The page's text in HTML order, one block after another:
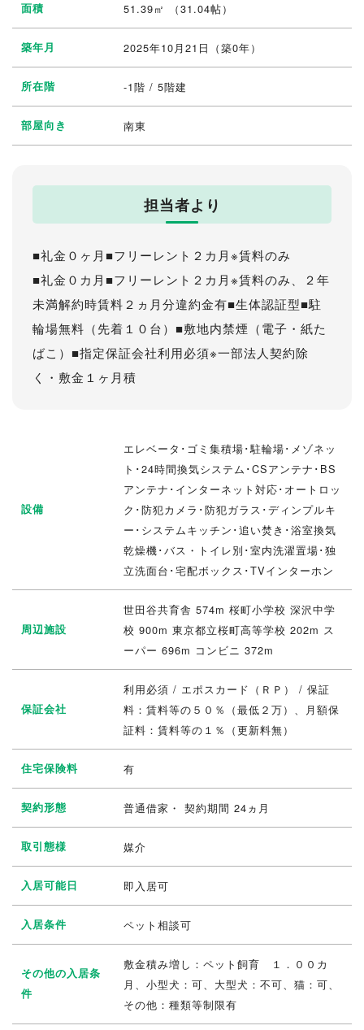
面積 51.39㎡ （31.04帖）
築年月 2025年10月21日（築0年）
所在階 -1階 / 5階建
部屋向き 南東
担当者より
■礼金０ヶ月■フリーレント２カ月※賃料のみ
■礼金０カ月■フリーレント２カ月※賃料のみ、２年
未満解約時賃料２ヵ月分違約金有■生体認証型■駐
輪場無料（先着１０台）■敷地内禁煙（電子・紙た
ばこ）■指定保証会社利用必須※一部法人契約除
く・敷金１ヶ月積
設備
エレベータ･ゴミ集積場･駐輪場･メゾネッ
ト･24時間換気システム･CSアンテナ･BS
アンテナ･インターネット対応･オートロッ
ク･防犯カメラ･防犯ガラス･ディンプルキ
ー･システムキッチン･追い焚き･浴室換気
乾燥機･バス・トイレ別･室内洗濯置場･独
立洗面台･宅配ボックス･TVインターホン
周辺施設
世田谷共育舎 574m 桜町小学校 深沢中学
校 900m 東京都立桜町高等学校 202m ス
ーパー 696m コンビニ 372m
保証会社
利用必須 / エポスカード（ＲＰ） / 保証
料：賃料等の５０％（最低２万）、月額保
証料：賃料等の１％（更新料無）
住宅保険料 有
契約形態 普通借家・ 契約期間 24ヵ月
取引態様 媒介
入居可能日 即入居可
入居条件 ペット相談可
その他の入居条
件
敷金積み増し：ペット飼育 １．００カ
月、小型犬：可、大型犬：不可、猫：可、
その他：種類等制限有